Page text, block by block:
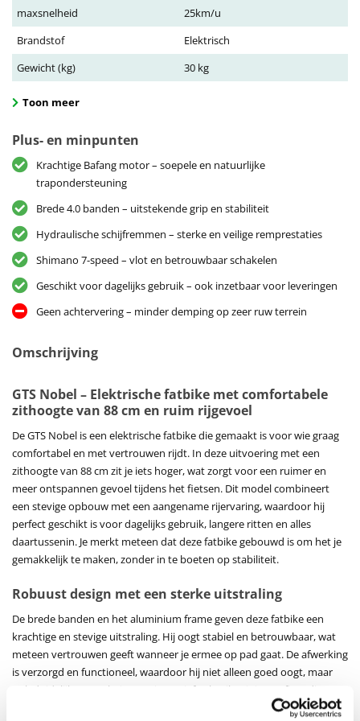
maxsnelheid
25km/u
Brandstof
Elektrisch
Gewicht (kg)
30 kg
Toon meer
Plus- en minpunten
Krachtige Bafang motor – soepele en natuurlijke
trapondersteuning
Brede 4.0 banden – uitstekende grip en stabiliteit
Hydraulische schijfremmen – sterke en veilige remprestaties
Shimano 7-speed – vlot en betrouwbaar schakelen
Geschikt voor dagelijks gebruik – ook inzetbaar voor leveringen
Geen achtervering – minder demping op zeer ruw terrein
Omschrijving
GTS Nobel – Elektrische fatbike met comfortabele
zithoogte van 88 cm en ruim rijgevoel
De GTS Nobel is een elektrische fatbike die gemaakt is voor wie graag
comfortabel en met vertrouwen rijdt. In deze uitvoering met een
zithoogte van 88 cm zit je iets hoger, wat zorgt voor een ruimer en
meer ontspannen gevoel tijdens het fietsen. Dit model combineert
een stevige opbouw met een aangename rijervaring, waardoor hij
perfect geschikt is voor dagelijks gebruik, langere ritten en alles
daartussenin. Je merkt meteen dat deze fatbike gebouwd is om het je
gemakkelijk te maken, zonder in te boeten op stabiliteit.
Robuust design met een sterke uitstraling
De brede banden en het aluminium frame geven deze fatbike een
krachtige en stevige uitstraling. Hij oogt stabiel en betrouwbaar, wat
meteen vertrouwen geeft wanneer je ermee op pad gaat. De afwerking
is verzorgd en functioneel, waardoor hij niet alleen goed oogt, maar
ook duidelijk gemaakt is voor intensief gebruik. Dit is een fiets die